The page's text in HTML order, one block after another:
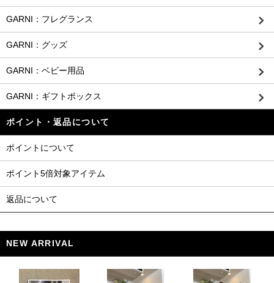
GARNI：フレグランス
GARNI：グッズ
GARNI：ベビー用品
GARNI：ギフトボックス
ポイント・返品について
ポイントについて
ポイント5倍対象アイテム
返品について
NEW ARRIVAL